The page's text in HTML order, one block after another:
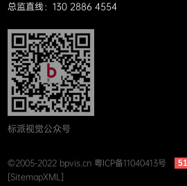
总监直线：130 2886 4554
标派视觉公众号
©2005-2022 bpvis.cn 粤ICP备11040413号
[SitemapXML]